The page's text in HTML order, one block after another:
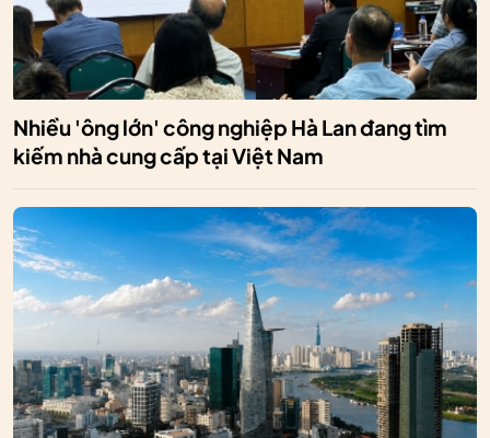
Nhiều 'ông lớn' công nghiệp Hà Lan đang tìm
kiếm nhà cung cấp tại Việt Nam